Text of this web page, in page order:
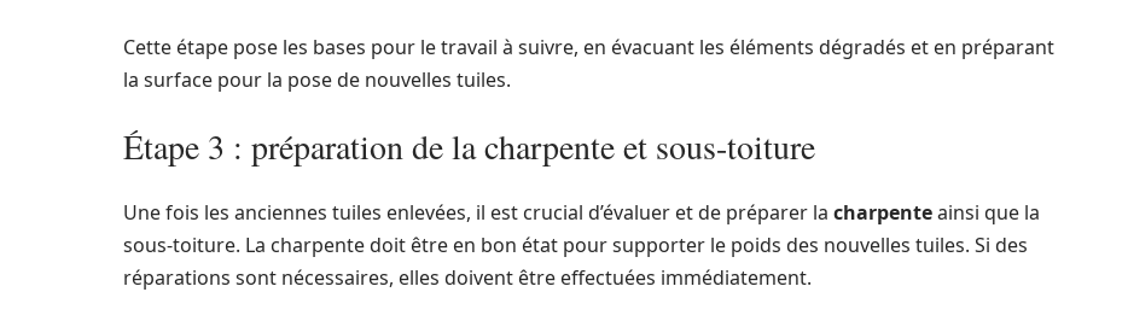
Cette étape pose les bases pour le travail à suivre, en évacuant les éléments dégradés et en préparant
la surface pour la pose de nouvelles tuiles.
Étape 3 : préparation de la charpente et sous-toiture
Une fois les anciennes tuiles enlevées, il est crucial d’évaluer et de préparer la charpenteainsi que la
sous-toiture. La charpente doit être en bon état pour supporter le poids des nouvelles tuiles. Si des
réparations sont nécessaires, elles doivent être effectuées immédiatement.